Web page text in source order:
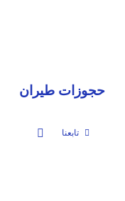
حجوزات طيران
تابعنا